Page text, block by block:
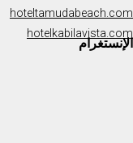
hoteltamudabeach.com
hotelkabilavista.com
الإنستغرام